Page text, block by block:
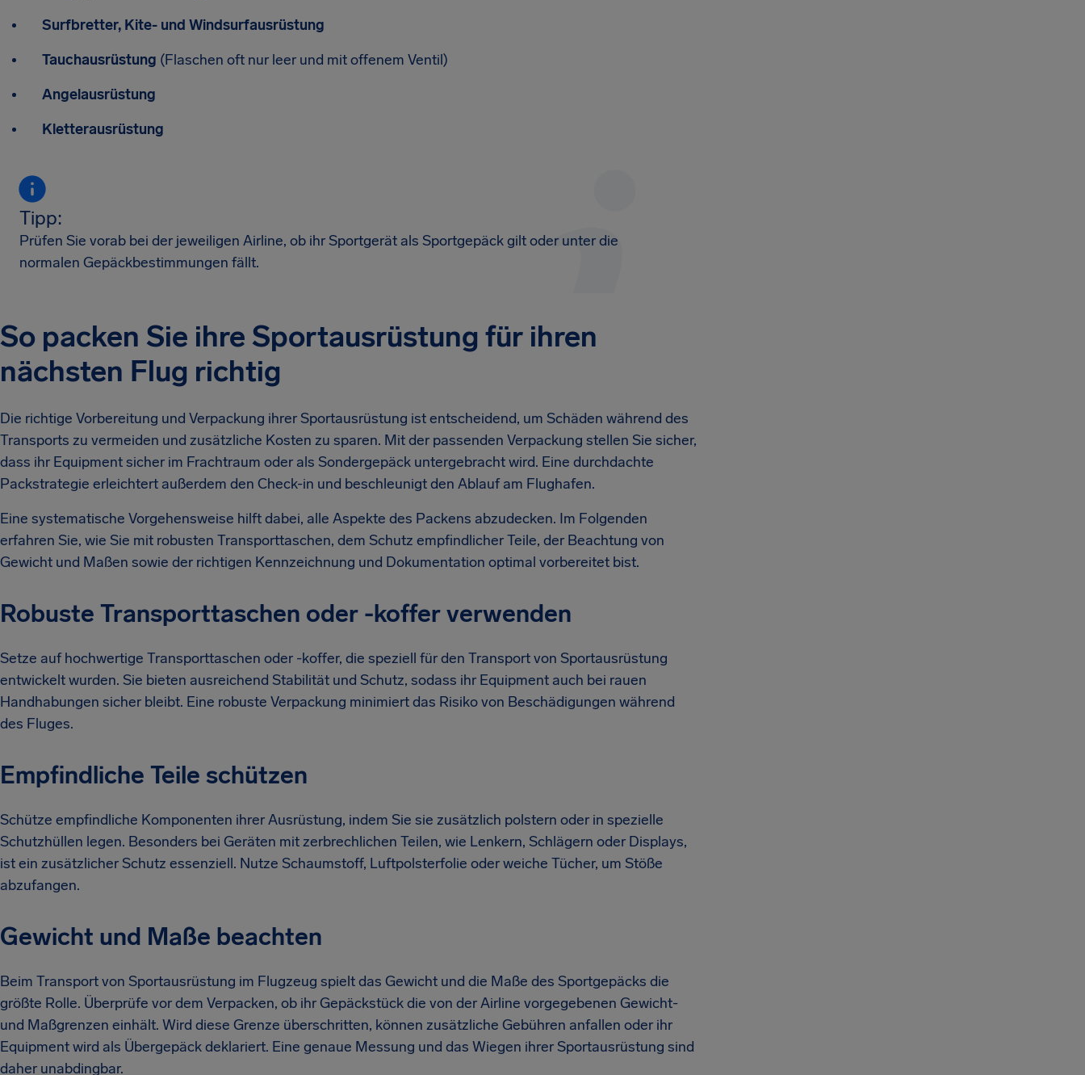
Surfbretter, Kite- und Windsurfausrüstung
Tauchausrüstung (Flaschen oft nur leer und mit offenem Ventil)
Angelausrüstung
Kletterausrüstung
Tipp:
Prüfen Sie vorab bei der jeweiligen Airline, ob ihr Sportgerät als Sportgepäck gilt oder unter die
normalen Gepäckbestimmungen fällt.
So packen Sie ihre Sportausrüstung für ihren
nächsten Flug richtig
Die richtige Vorbereitung und Verpackung ihrer Sportausrüstung ist entscheidend, um Schäden während des
Transports zu vermeiden und zusätzliche Kosten zu sparen. Mit der passenden Verpackung stellen Sie sicher,
dass ihr Equipment sicher im Frachtraum oder als Sondergepäck untergebracht wird. Eine durchdachte
Packstrategie erleichtert außerdem den Check-in und beschleunigt den Ablauf am Flughafen.
Eine systematische Vorgehensweise hilft dabei, alle Aspekte des Packens abzudecken. Im Folgenden
erfahren Sie, wie Sie mit robusten Transporttaschen, dem Schutz empfindlicher Teile, der Beachtung von
Gewicht und Maßen sowie der richtigen Kennzeichnung und Dokumentation optimal vorbereitet bist.
Robuste Transporttaschen oder -koffer verwenden
Setze auf hochwertige Transporttaschen oder -koffer, die speziell für den Transport von Sportausrüstung
entwickelt wurden. Sie bieten ausreichend Stabilität und Schutz, sodass ihr Equipment auch bei rauen
Handhabungen sicher bleibt. Eine robuste Verpackung minimiert das Risiko von Beschädigungen während
des Fluges.
Empfindliche Teile schützen
Schütze empfindliche Komponenten ihrer Ausrüstung, indem Sie sie zusätzlich polstern oder in spezielle
Schutzhüllen legen. Besonders bei Geräten mit zerbrechlichen Teilen, wie Lenkern, Schlägern oder Displays,
ist ein zusätzlicher Schutz essenziell. Nutze Schaumstoff, Luftpolsterfolie oder weiche Tücher, um Stöße
abzufangen.
Gewicht und Maße beachten
Beim Transport von Sportausrüstung im Flugzeug spielt das Gewicht und die Maße des Sportgepäcks die
größte Rolle. Überprüfe vor dem Verpacken, ob ihr Gepäckstück die von der Airline vorgegebenen Gewicht-
und Maßgrenzen einhält. Wird diese Grenze überschritten, können zusätzliche Gebühren anfallen oder ihr
Equipment wird als Übergepäck deklariert. Eine genaue Messung und das Wiegen ihrer Sportausrüstung sind
daher unabdingbar.